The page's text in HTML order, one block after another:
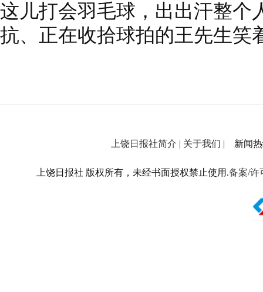
这儿打会羽毛球，出出汗整个
抗、正在收拾球拍的王先生笑
上饶日报社简介 | 关于我们 | 新闻热
上饶日报社 版权所有，未经书面授权禁止使用.备案/许